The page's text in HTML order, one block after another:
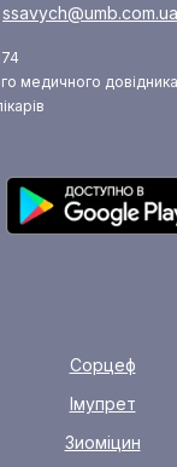
ssavych@umb.com.ua
медичного
Сорцеф
Імупрет
Зиоміцин